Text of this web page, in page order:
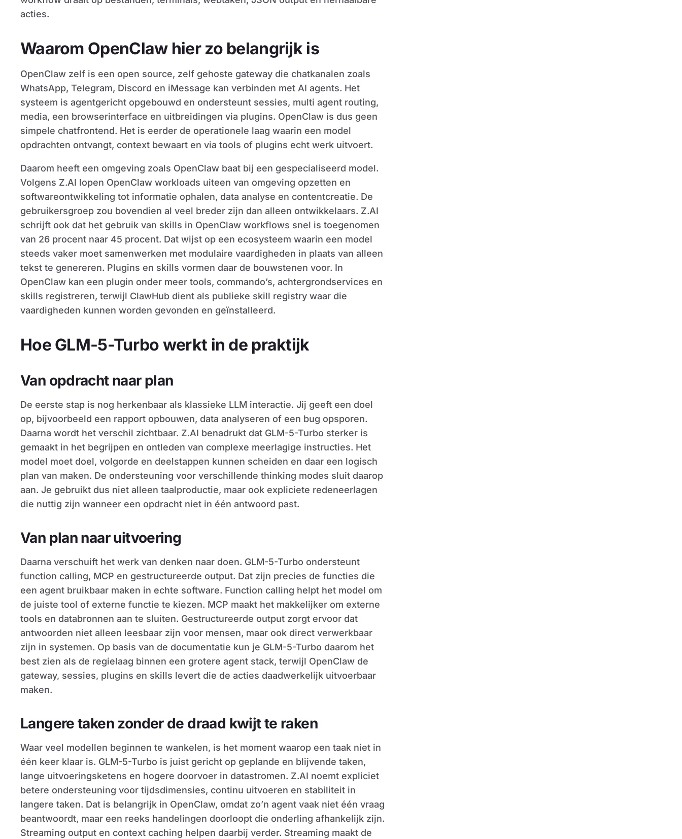
acties.
Waarom OpenClaw hier zo belangrijk is
OpenClaw zelf is een open source, zelf gehoste gateway die chatkanalen zoals
WhatsApp, Telegram, Discord en iMessage kan verbinden met AI agents. Het
systeem is agentgericht opgebouwd en ondersteunt sessies, multi agent routing,
media, een browserinterface en uitbreidingen via plugins. OpenClaw is dus geen
simpele chatfrontend. Het is eerder de operationele laag waarin een model
opdrachten ontvangt, context bewaart en via tools of plugins echt werk uitvoert.
Daarom heeft een omgeving zoals OpenClaw baat bij een gespecialiseerd model.
Volgens Z.AI lopen OpenClaw workloads uiteen van omgeving opzetten en
softwareontwikkeling tot informatie ophalen, data analyse en contentcreatie. De
gebruikersgroep zou bovendien al veel breder zijn dan alleen ontwikkelaars. Z.AI
schrijft ook dat het gebruik van skills in OpenClaw workflows snel is toegenomen
van 26 procent naar 45 procent. Dat wijst op een ecosysteem waarin een model
steeds vaker moet samenwerken met modulaire vaardigheden in plaats van alleen
tekst te genereren. Plugins en skills vormen daar de bouwstenen voor. In
OpenClaw kan een plugin onder meer tools, commando’s, achtergrondservices en
skills registreren, terwijl ClawHub dient als publieke skill registry waar die
vaardigheden kunnen worden gevonden en geïnstalleerd.
Hoe GLM-5-Turbo werkt in de praktijk
Van opdracht naar plan
De eerste stap is nog herkenbaar als klassieke LLM interactie. Jij geeft een doel
op, bijvoorbeeld een rapport opbouwen, data analyseren of een bug opsporen.
Daarna wordt het verschil zichtbaar. Z.AI benadrukt dat GLM-5-Turbo sterker is
gemaakt in het begrijpen en ontleden van complexe meerlagige instructies. Het
model moet doel, volgorde en deelstappen kunnen scheiden en daar een logisch
plan van maken. De ondersteuning voor verschillende thinking modes sluit daarop
aan. Je gebruikt dus niet alleen taalproductie, maar ook expliciete redeneerlagen
die nuttig zijn wanneer een opdracht niet in één antwoord past.
Van plan naar uitvoering
Daarna verschuift het werk van denken naar doen. GLM-5-Turbo ondersteunt
function calling, MCP en gestructureerde output. Dat zijn precies de functies die
een agent bruikbaar maken in echte software. Function calling helpt het model om
de juiste tool of externe functie te kiezen. MCP maakt het makkelijker om externe
tools en databronnen aan te sluiten. Gestructureerde output zorgt ervoor dat
antwoorden niet alleen leesbaar zijn voor mensen, maar ook direct verwerkbaar
zijn in systemen. Op basis van de documentatie kun je GLM-5-Turbo daarom het
best zien als de regielaag binnen een grotere agent stack, terwijl OpenClaw de
gateway, sessies, plugins en skills levert die de acties daadwerkelijk uitvoerbaar
maken.
Langere taken zonder de draad kwijt te raken
Waar veel modellen beginnen te wankelen, is het moment waarop een taak niet in
één keer klaar is. GLM-5-Turbo is juist gericht op geplande en blijvende taken,
lange uitvoeringsketens en hogere doorvoer in datastromen. Z.AI noemt expliciet
betere ondersteuning voor tijdsdimensies, continu uitvoeren en stabiliteit in
langere taken. Dat is belangrijk in OpenClaw, omdat zo’n agent vaak niet één vraag
beantwoordt, maar een reeks handelingen doorloopt die onderling afhankelijk zijn.
Streaming output en context caching helpen daarbij verder. Streaming maakt de